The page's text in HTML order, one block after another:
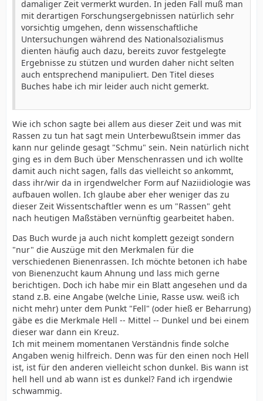
damaliger Zeit vermerkt wurden. In jeden Fall muß man
mit derartigen Forschungsergebnissen natürlich sehr
vorsichtig umgehen, denn wissenschaftliche
Untersuchungen während des Nationalsozialismus
dienten häufig auch dazu, bereits zuvor festgelegte
Ergebnisse zu stützen und wurden daher nicht selten
auch entsprechend manipuliert. Den Titel dieses
Buches habe ich mir leider auch nicht gemerkt.
Wie ich schon sagte bei allem aus dieser Zeit und was mit
Rassen zu tun hat sagt mein Unterbewußtsein immer das
kann nur gelinde gesagt "Schmu" sein. Nein natürlich nicht
ging es in dem Buch über Menschenrassen und ich wollte
damit auch nicht sagen, falls das vielleicht so ankommt,
dass ihr/wir da in irgendwelcher Form auf Naziidiologie was
aufbauen wollen. Ich glaube aber eher weniger das zu
dieser Zeit Wissentschaftler wenn es um "Rassen" geht
nach heutigen Maßstäben vernünftig gearbeitet haben.
Das Buch wurde ja auch nicht komplett gezeigt sondern
"nur" die Auszüge mit den Merkmalen für die
verschiedenen Bienenrassen. Ich möchte betonen ich habe
von Bienenzucht kaum Ahnung und lass mich gerne
berichtigen. Doch ich habe mir ein Blatt angesehen und da
stand z.B. eine Angabe (welche Linie, Rasse usw. weiß ich
nicht mehr) unter dem Punkt "Fell" (oder hieß er Beharrung)
gäbe es die Merkmale Hell -- Mittel -- Dunkel und bei einem
dieser war dann ein Kreuz.
Ich mit meinem momentanen Verständnis finde solche
Angaben wenig hilfreich. Denn was für den einen noch Hell
ist, ist für den anderen vielleicht schon dunkel. Bis wann ist
hell hell und ab wann ist es dunkel? Fand ich irgendwie
schwammig.